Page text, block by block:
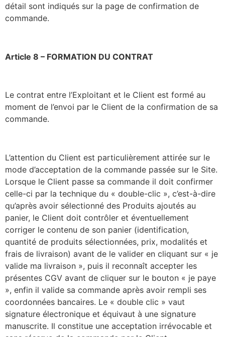
détail sont indiqués sur la page de confirmation de
commande.
Article 8 – FORMATION DU CONTRAT
Le contrat entre l’Exploitant et le Client est formé au
moment de l’envoi par le Client de la confirmation de sa
commande.
L’attention du Client est particulièrement attirée sur le
mode d’acceptation de la commande passée sur le Site.
Lorsque le Client passe sa commande il doit confirmer
celle-ci par la technique du « double-clic », c’est-à-dire
qu’après avoir sélectionné des Produits ajoutés au
panier, le Client doit contrôler et éventuellement
corriger le contenu de son panier (identification,
quantité de produits sélectionnées, prix, modalités et
frais de livraison) avant de le valider en cliquant sur « je
valide ma livraison », puis il reconnaît accepter les
présentes CGV avant de cliquer sur le bouton « je paye
», enfin il valide sa commande après avoir rempli ses
coordonnées bancaires. Le « double clic » vaut
signature électronique et équivaut à une signature
manuscrite. Il constitue une acceptation irrévocable et